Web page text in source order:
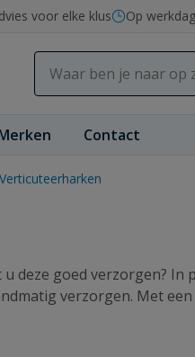
voor elke klus Op
Contact
Verticuteerharken
deze goed verzorgen?
verzorgen. Met